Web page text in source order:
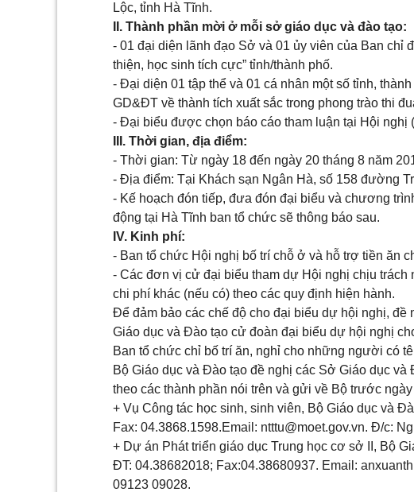
Lộc, tỉnh Hà Tĩnh.
II. Thành phần mời ở mỗi sở giáo dục và đào tạo:
- 01 đại diện lãnh đạo Sở và 01 ủy viên của Ban chỉ
thiện, học sinh tích cực” tỉnh/thành phố.
- Đại diện 01 tập thể và 01 cá nhân một số tỉnh,
GD&ĐT về thành tích xuất sắc trong phong trào thi
- Đại biểu được chọn báo cáo tham luận tại Hội nghị
III. Thời gian, địa điểm:
- Thời gian: Từ ngày 18 đến ngày 20 tháng 8 năm
- Địa điểm: Tại Khách sạn Ngân Hà, số 158 đường
- Kế hoạch đón tiếp, đưa đón đại biểu và chương
động tại Hà Tĩnh ban tổ chức sẽ thông báo sau.
IV. Kinh phí:
- Ban tổ chức Hội nghị bố trí chỗ ở và hỗ trợ tiền ăn
- Các đơn vị cử đại biểu tham dự Hội nghị chịu trách
chi phí khác (nếu có) theo các quy định hiện hành.
Để đảm bảo các chế độ cho đại biểu dự hội nghị,
Giáo dục và Đào tạo cử đoàn đại biểu dự hội nghị
Ban tổ chức chỉ bố trí ăn, nghỉ cho những người có
Bộ Giáo dục và Đào tạo đề nghị các Sở Giáo dục
theo các thành phần nói trên và gửi về Bộ trước
+ Vụ Công tác học sinh, sinh viên, Bộ Giáo dục và
Fax: 04.3868.1598.Email: ntttu@moet.gov.vn. Đ/c:
+ Dự án Phát triển giáo dục Trung học cơ sở II, Bộ
ĐT: 04.38682018; Fax:04.38680937. Email:
09123 09028.